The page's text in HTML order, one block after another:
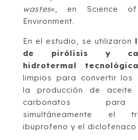
wastes«, en Science
Environment.
En el estudio, se utilizaron
de pirólisis y
hidrotermal
limpios para convertir los
la producción de
carbonatos para
simultáneamente el
ibuprofeno y el diclofenaco